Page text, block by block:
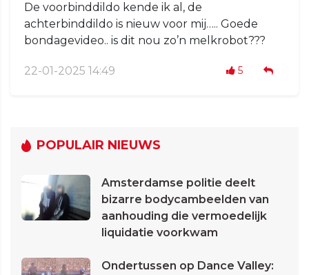
De voorbinddildo kende ik al, de
achterbinddildo is nieuw voor mij….. Goede
bondagevideo.. is dit nou zo’n melkrobot???
22-01-2025 14:49 5
POPULAIR NIEUWS
Amsterdamse politie deelt
bizarre bodycambeelden van
aanhouding die vermoedelijk
liquidatie voorkwam
Ondertussen op Dance Valley: